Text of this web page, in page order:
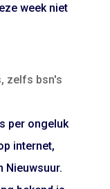
week niet
zelfs bsn's
per ongeluk
internet,
Nieuwsuur.